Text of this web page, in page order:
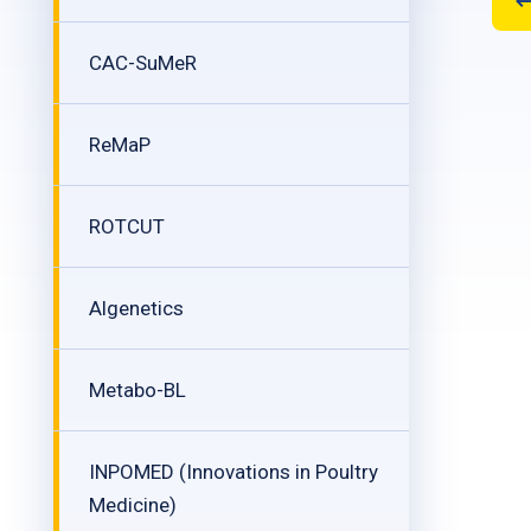
CAC-SuMeR
ReMaP
ROTCUT
Algenetics
Metabo-BL
INPOMED (Innovations in Poultry
Medicine)